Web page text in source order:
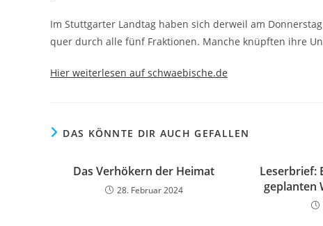
Im Stuttgarter Landtag haben sich derweil am
quer durch alle fünf Fraktionen. Manche knüpften ihre
Hier weiterlesen auf schwaebische.de
DAS KÖNNTE DIR AUCH GEFALLEN
Das Verhökern der Heimat
28. Februar 2024
Leserbrief:
geplanten